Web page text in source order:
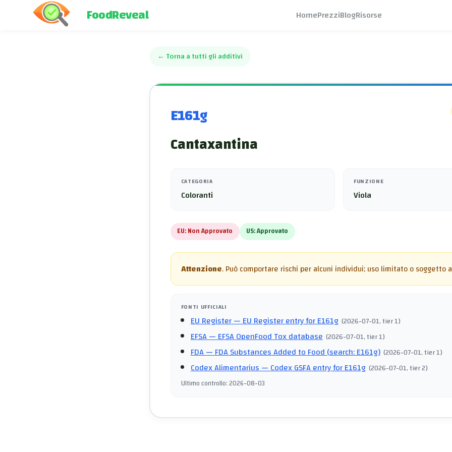
FoodReveal HomePrezziBlogRisorse
← Torna a tutti gli additivi
E161g
Cantaxantina
CATEGORIA
Coloranti
FUNZIONE
Viola
EU:Non Approvato US:Approvato
Attenzione.Può comportare rischi per alcuni individui; uso limitato o soggetto
FONTI UFFICIALI
EU Register— EU Register entry for E161g (2026-07-01, tier 1)
EFSA— EFSA OpenFood Tox database (2026-07-01, tier 1)
FDA— FDA Substances Added to Food (search: E161g) (2026-07-01, tier 1)
Codex Alimentarius— Codex GSFA entry for E161g (2026-07-01, tier 2)
Ultimo controllo:2026-08-03